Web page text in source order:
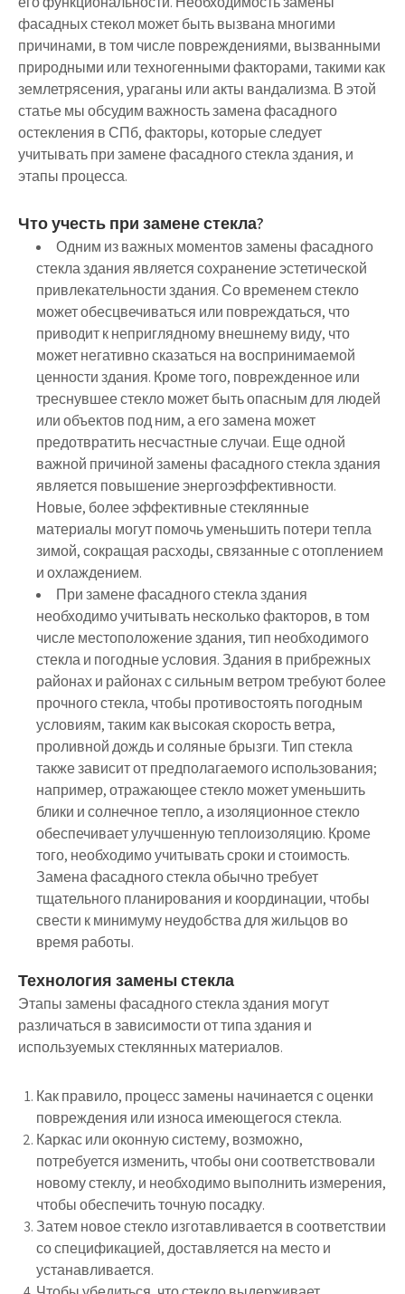
фасадных стекол может быть вызвана многими
причинами, в том числе повреждениями, вызванными
природными или техногенными факторами, такими как
землетрясения, ураганы или акты вандализма. В этой
статье мы обсудим важность замена фасадного
остекления в СПб, факторы, которые следует
учитывать при замене фасадного стекла здания, и
этапы процесса.
Что учесть при замене стекла?
Одним из важных моментов замены фасадного
стекла здания является сохранение эстетической
привлекательности здания. Со временем стекло
может обесцвечиваться или повреждаться, что
приводит к неприглядному внешнему виду, что
может негативно сказаться на воспринимаемой
ценности здания. Кроме того, поврежденное или
треснувшее стекло может быть опасным для людей
или объектов под ним, а его замена может
предотвратить несчастные случаи. Еще одной
важной причиной замены фасадного стекла здания
является повышение энергоэффективности.
Новые, более эффективные стеклянные
материалы могут помочь уменьшить потери тепла
зимой, сокращая расходы, связанные с отоплением
и охлаждением.
При замене фасадного стекла здания
необходимо учитывать несколько факторов, в том
числе местоположение здания, тип необходимого
стекла и погодные условия. Здания в прибрежных
районах и районах с сильным ветром требуют более
прочного стекла, чтобы противостоять погодным
условиям, таким как высокая скорость ветра,
проливной дождь и соляные брызги. Тип стекла
также зависит от предполагаемого использования;
например, отражающее стекло может уменьшить
блики и солнечное тепло, а изоляционное стекло
обеспечивает улучшенную теплоизоляцию. Кроме
того, необходимо учитывать сроки и стоимость.
Замена фасадного стекла обычно требует
тщательного планирования и координации, чтобы
свести к минимуму неудобства для жильцов во
время работы.
Технология замены стекла
Этапы замены фасадного стекла здания могут
различаться в зависимости от типа здания и
используемых стеклянных материалов.
Как правило, процесс замены начинается с оценки
повреждения или износа имеющегося стекла.
Каркас или оконную систему, возможно,
потребуется изменить, чтобы они соответствовали
новому стеклу, и необходимо выполнить измерения,
чтобы обеспечить точную посадку.
Затем новое стекло изготавливается в соответствии
со спецификацией, доставляется на место и
устанавливается.